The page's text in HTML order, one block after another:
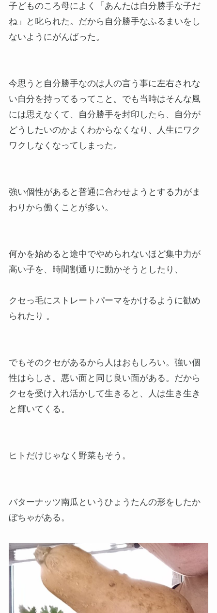
子どものころ母によく「あんたは自分勝手な子だ
ね」と叱られた。だから自分勝手なふるまいをし
ないようにがんばった。
今思うと自分勝手なのは人の言う事に左右されな
い自分を持ってるってこと。でも当時はそんな風
には思えなくて、自分勝手を封印したら、自分が
どうしたいのかよくわからなくなり、人生にワク
ワクしなくなってしまった。
強い個性があると普通に合わせようとする力がま
わりから働くことが多い。
何かを始めると途中でやめられないほど集中力が
高い子を、時間割通りに動かそうとしたり、
クセっ毛にストレートパーマをかけるように勧め
られたり 。
でもそのクセがあるから人はおもしろい。強い個
性はらしさ。悪い面と同じ良い面がある。だから
クセを受け入れ活かして生きると、人は生き生き
と輝いてくる。
ヒトだけじゃなく野菜もそう。
バターナッツ南瓜というひょうたんの形をしたか
ぼちゃがある。